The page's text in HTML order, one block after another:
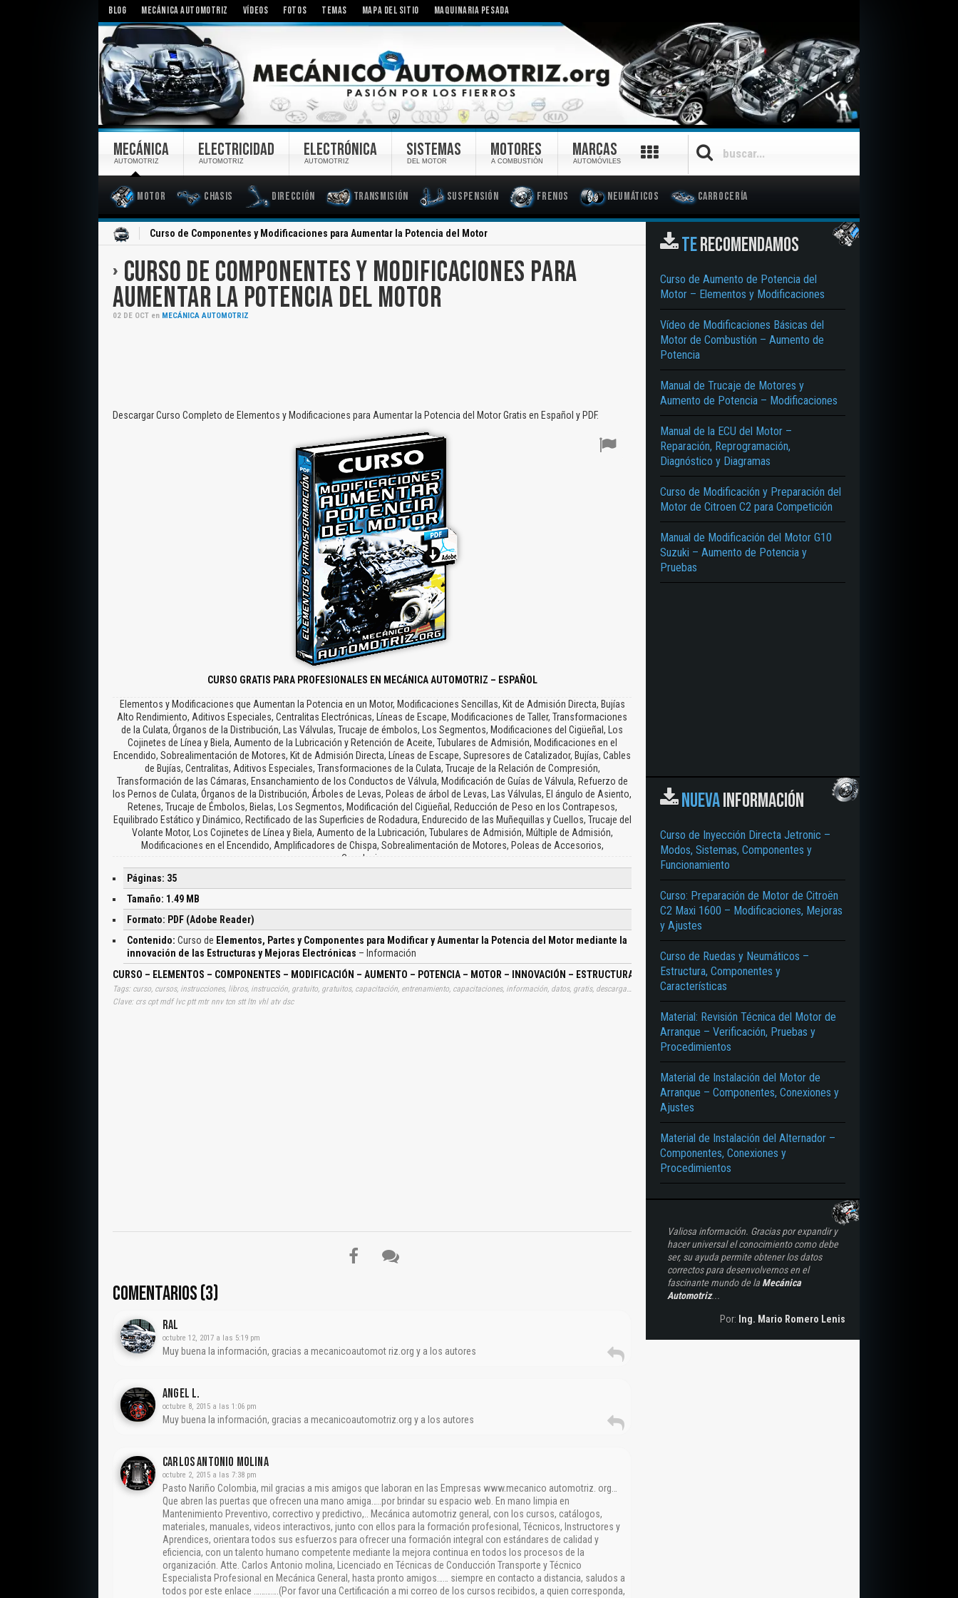
BLOG MECÁNICA AUTOMOTRIZ VÍDEOS FOTOS TEMAS MAPA DEL SITIO MAQUINARIA PESADA
MECÁNICA
AUTOMOTRIZ
Motor Chasis Dirección Transmisión Suspensión Frenos Neumáticos Carrocería
ELECTRICIDAD
AUTOMOTRIZ
ELECTRÓNICA
AUTOMOTRIZ
SISTEMAS
DEL MOTOR
MOTORES
A COMBUSTIÓN
MARCAS
AUTOMÓVILES
Curso de Componentes y Modificaciones para Aumentar la Potencia del Motor
CURSO DE COMPONENTES Y MODIFICACIONES PARA
AUMENTAR LA POTENCIA DEL MOTOR
02 DE OCT en MECÁNICA AUTOMOTRIZ
Descargar Curso Completo de Elementos y Modificaciones para Aumentar la Potencia del Motor Gratis en Español y PDF.
CURSO GRATIS PARA PROFESIONALES EN MECÁNICA AUTOMOTRIZ – ESPAÑOL
Elementos y Modificaciones que Aumentan la Potencia en un Motor, Modificaciones Sencillas, Kit de Admisión Directa, Bujías
Alto Rendimiento, Aditivos Especiales, Centralitas Electrónicas, Líneas de Escape, Modificaciones de Taller, Transformaciones
de la Culata, Órganos de la Distribución, Las Válvulas, Trucaje de émbolos, Los Segmentos, Modificaciones del Cigüeñal, Los
Cojinetes de Línea y Biela, Aumento de la Lubricación y Retención de Aceite, Tubulares de Admisión, Modificaciones en el
Encendido, Sobrealimentación de Motores, Kit de Admisión Directa, Líneas de Escape, Supresores de Catalizador, Bujías, Cables
de Bujías, Centralitas, Aditivos Especiales, Transformaciones de la Culata, Trucaje de la Relación de Compresión,
Transformación de las Cámaras, Ensanchamiento de los Conductos de Válvula, Modificación de Guías de Válvula, Refuerzo de
los Pernos de Culata, Órganos de la Distribución, Árboles de Levas, Poleas de árbol de Levas, Las Válvulas, El ángulo de Asiento,
Retenes, Trucaje de Émbolos, Bielas, Los Segmentos, Modificación del Cigüeñal, Reducción de Peso en los Contrapesos,
Equilibrado Estático y Dinámico, Rectificado de las Superficies de Rodadura, Endurecido de las Muñequillas y Cuellos, Trucaje del
Volante Motor, Los Cojinetes de Línea y Biela, Aumento de la Lubricación, Tubulares de Admisión, Múltiple de Admisión,
Modificaciones en el Encendido, Amplificadores de Chispa, Sobrealimentación de Motores, Poleas de Accesorios,
Conclusiones…
Páginas: 35
Tamaño: 1.49 MB
Formato: PDF (Adobe Reader)
Contenido: Curso de Elementos, Partes y Componentes para Modificar y Aumentar la Potencia del Motor mediante la
innovación de las Estructuras y Mejoras Electrónicas – Información
CURSO – ELEMENTOS – COMPONENTES – MODIFICACIÓN – AUMENTO – POTENCIA – MOTOR – INNOVACIÓN – ESTRUCTURA – ELECTRÓNICA
Tags: curso, cursos, instrucciones, libros, instrucción, gratuito, gratuitos, capacitación, entrenamiento, capacitaciones, información, datos, gratis, descargar, vehículo, vehículos, autos, auto, coche, coches, automóvil, automovil, automóviles, automoviles, piezas, modificaciones, aumentos, potncias, poder, motores, innovaciones, electrónicas, electrónicos, descargas, automotrices
Clave: crs cpt mdf lvc ptt mtr nnv tcn stt ltn vhl atv dsc
COMENTARIOS (3)
Ral
octubre 12, 2017 a las 5:19 pm
Muy buena la información, gracias a mecanicoautomot riz.org y a los autores
Angel L.
octubre 8, 2015 a las 1:06 pm
Muy buena la información, gracias a mecanicoautomotriz.org y a los autores
CARLOS ANTONIO MOLINA
octubre 2, 2015 a las 7:38 pm
Pasto Nariño Colombia, mil gracias a mis amigos que laboran en las Empresas www.mecanico automotriz. org…
Que abren las puertas que ofrecen una mano amiga…..por brindar su espacio web. En mano limpia en
Mantenimiento Preventivo, correctivo y predictivo,.. Mecánica automotriz general, con los cursos, catálogos,
materiales, manuales, videos interactivos, junto con ellos para la formación profesional, Técnicos, Instructores y
Aprendices, orientara todos sus esfuerzos para ofrecer una formación integral con estándares de calidad y
eficiencia, con un talento humano competente mediante la mejora continua en todos los procesos de la
organización. Atte. Carlos Antonio molina, Licenciado en Técnicas de Conducción Transporte y Técnico
Especialista Profesional en Mecánica General, hasta pronto amigos…… siempre en contacto a distancia, saludos a
todos por este enlace ………….(Por favor una Certificación a mi correo de los cursos recibidos, a quien corresponda,
TERECOMENDAMOS
Curso de Aumento de Potencia del
Motor – Elementos y Modificaciones
Vídeo de Modificaciones Básicas del
Motor de Combustión – Aumento de
Potencia
Manual de Trucaje de Motores y
Aumento de Potencia – Modificaciones
Manual de la ECU del Motor –
Reparación, Reprogramación,
Diagnóstico y Diagramas
Curso de Modificación y Preparación del
Motor de Citroen C2 para Competición
Manual de Modificación del Motor G10
Suzuki – Aumento de Potencia y
Pruebas
NUEVAINFORMACIÓN
Curso de Inyección Directa Jetronic –
Modos, Sistemas, Componentes y
Funcionamiento
Curso: Preparación de Motor de Citroën
C2 Maxi 1600 – Modificaciones, Mejoras
y Ajustes
Curso de Ruedas y Neumáticos –
Estructura, Componentes y
Características
Material: Revisión Técnica del Motor de
Arranque – Verificación, Pruebas y
Procedimientos
Material de Instalación del Motor de
Arranque – Componentes, Conexiones y
Ajustes
Material de Instalación del Alternador –
Componentes, Conexiones y
Procedimientos
Valiosa información. Gracias por expandir y
hacer universal el conocimiento como debe
ser, su ayuda permite obtener los datos
correctos para desenvolvernos en el
fascinante mundo de la Mecánica
Automotriz...
Por: Ing. Mario Romero Lenis
Reportar otro tipo de error...